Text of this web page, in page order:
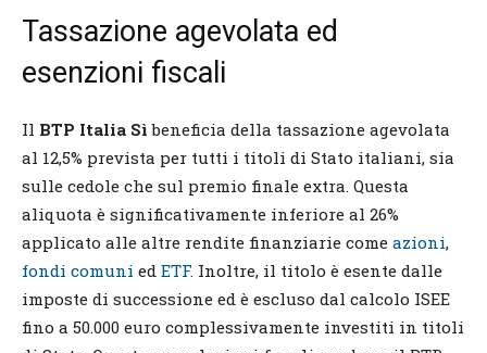
Tassazione agevolata ed
esenzioni fiscali
Il BTP Italia Sìbeneficia della tassazione agevolata
al 12,5% prevista per tutti i titoli di Stato italiani, sia
sulle cedole che sul premio finale extra. Questa
aliquota è significativamente inferiore al 26%
applicato alle altre rendite finanziarie come azioni,
fondi comuni ed ETF. Inoltre, il titolo è esente dalle
imposte di successione ed è escluso dal calcolo ISEE
fino a 50.000 euro complessivamente investiti in titoli